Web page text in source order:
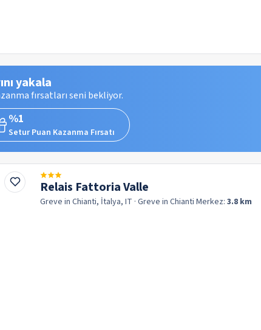
yakala
fırsatları seni bekliyor.
%1
Setur Puan Kazanma Fırsatı
Relais Fattoria Valle
Greve in Chianti, İtalya, IT · Greve in Chianti Merkez: 3.8 km